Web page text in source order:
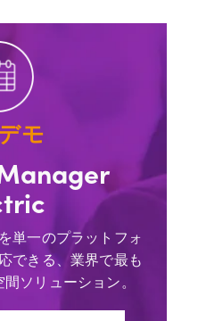
モ
単一のプラットフォ
できる、業界で最も
ソリューション。